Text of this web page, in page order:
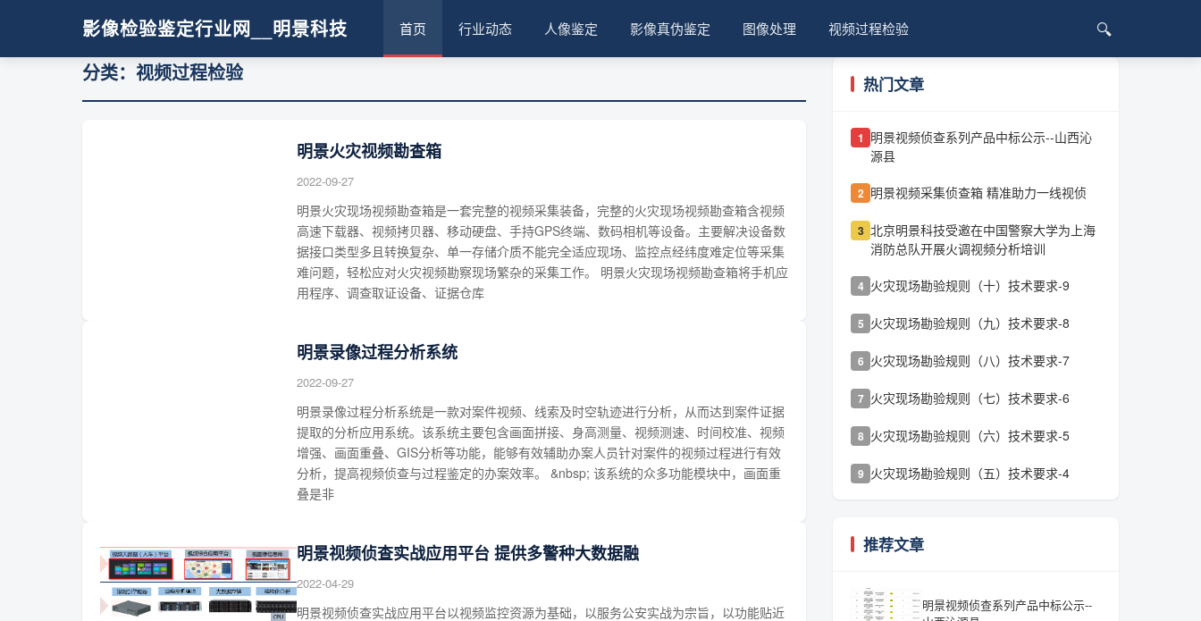
影像检验鉴定行业网__明景科技 首页 行业动态 人像鉴定 影像真伪鉴定 图像处理 视频过程检验 🔍
分类：视频过程检验
明景火灾视频勘查箱
2022-09-27
明景火灾现场视频勘查箱是一套完整的视频采集装备，完整的火灾现场视频勘查箱含视频
高速下载器、视频拷贝器、移动硬盘、手持GPS终端、数码相机等设备。主要解决设备数
据接口类型多且转换复杂、单一存储介质不能完全适应现场、监控点经纬度难定位等采集
难问题，轻松应对火灾视频勘察现场繁杂的采集工作。 明景火灾现场视频勘查箱将手机应
用程序、调查取证设备、证据仓库
明景录像过程分析系统
2022-09-27
明景录像过程分析系统是一款对案件视频、线索及时空轨迹进行分析，从而达到案件证据
提取的分析应用系统。该系统主要包含画面拼接、身高测量、视频测速、时间校准、视频
增强、画面重叠、GIS分析等功能，能够有效辅助办案人员针对案件的视频过程进行有效
分析，提高视频侦查与过程鉴定的办案效率。 &nbsp; 该系统的众多功能模块中，画面重
叠是非
明景视频侦查实战应用平台 提供多警种大数据融
2022-04-29
明景视频侦查实战应用平台以视频监控资源为基础，以服务公安实战为宗旨，以功能贴近
热门文章
1 明景视频侦查系列产品中标公示--山西沁
源县
2 明景视频采集侦查箱 精准助力一线视侦
3 北京明景科技受邀在中国警察大学为上海
消防总队开展火调视频分析培训
4 火灾现场勘验规则（十）技术要求-9
5 火灾现场勘验规则（九）技术要求-8
6 火灾现场勘验规则（八）技术要求-7
7 火灾现场勘验规则（七）技术要求-6
8 火灾现场勘验规则（六）技术要求-5
9 火灾现场勘验规则（五）技术要求-4
推荐文章
明景视频侦查系列产品中标公示--